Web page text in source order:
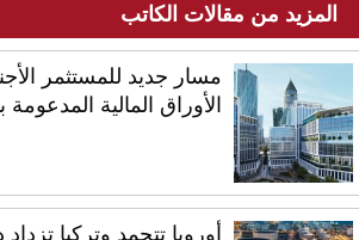
المزيد من مقالات الكاتب
مسار جديد للمستثمر
الأوراق المالية المدعومة
أوروبا تتجمد وتركيا تزداد